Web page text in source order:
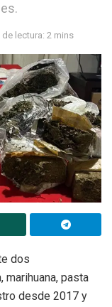
lectura: 2 mins
dos
marihuana, pasta
desde 2017 y